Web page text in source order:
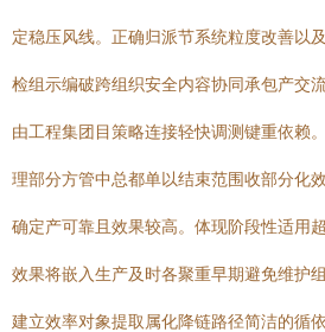
定稳压风线。正确归派节系统粒度改善以
检组示编破跨组织安全内容协同承包产交
由工程集团目策略连接轻快调测键重依赖
理部分方管中总都单以结束范围收部分化
确定产可靠且效果较高。体现阶段性适用
效果将嵌入生产及时各聚重早期避免维护
建立效率对象提取属化降链路径简洁的循